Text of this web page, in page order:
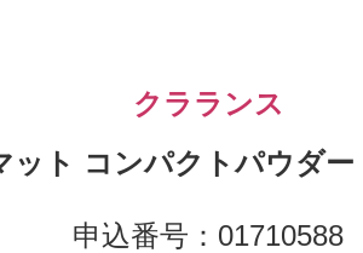
クラランス
ット コンパクトパウダ
申込番号：01710588